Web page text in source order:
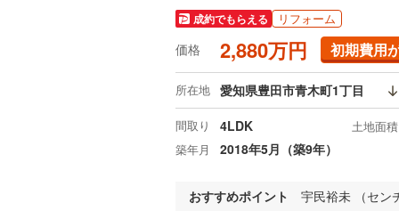
成約でもらえる リフォーム
価格 2,880万円 初期費用
所在地 愛知県豊田市青木町1丁目
間取り 4LDK
土地面積
築年月
2018年5月（築9年）
おすすめポイント
宇民裕未 （セン